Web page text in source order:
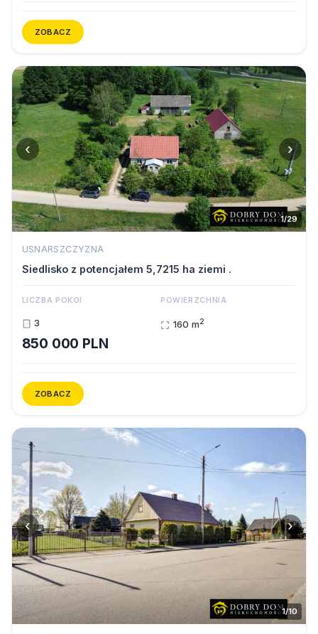
ZOBACZ
‹ ›
1/29
USNARSZCZYZNA
Siedlisko z potencjałem 5,7215 ha ziemi .
LICZBA POKOI
3
POWIERZCHNIA
160 m2
850 000 PLN
ZOBACZ
‹ ›
1/10